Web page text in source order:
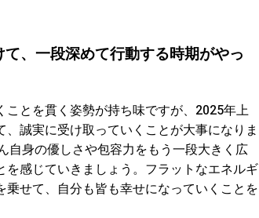
、一段深めて行動する時期がやっ
とを貫く姿勢が持ち味ですが、2025年上
誠実に受け取っていくことが大事になりま
自身の優しさや包容力をもう一段大きく広
感じていきましょう。フラットなエネルギ
せて、自分も皆も幸せになっていくことを